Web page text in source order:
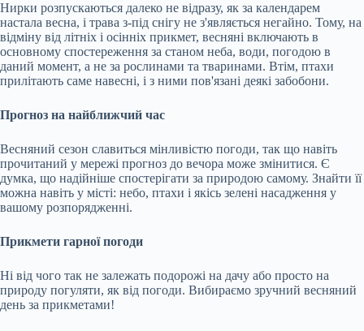
Нирки розпускаються далеко не відразу, як за календарем
настала весна, і трава з-під снігу не з'являється негайно. Тому, на
відміну від літніх і осінніх прикмет, весняні включають в
основному спостереження за станом неба, води, погодою в
даний момент, а не за рослинами та тваринами. Втім, птахи
прилітають саме навесні, і з ними пов'язані деякі забобони.
Прогноз на найближчий час
Весняний сезон славиться мінливістю погоди, так що навіть
прочитаний у мережі прогноз до вечора може змінитися. Є
думка, що надійніше спостерігати за природою самому. Знайти її
можна навіть у місті: небо, птахи і якісь зелені насадження у
вашому розпорядженні.
Прикмети гарної погоди
Ні від чого так не залежать подорожі на дачу або просто на
природу погуляти, як від погоди. Вибираємо зручний весняний
день за прикметами!